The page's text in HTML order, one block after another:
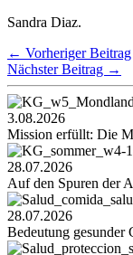
Sandra Diaz.
← Vorheriger Beitrag
Nächster Beitrag →
3.08.2026
Mission erfüllt: Die
28.07.2026
Auf den Spuren der
28.07.2026
Bedeutung gesunder